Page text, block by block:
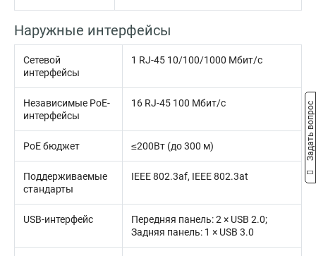
Наружные интерфейсы
Сетевой
интерфейсы
1 RJ-45 10/100/1000 Мбит/с
Независимые PoE-
интерфейсы
16 RJ-45 100 Мбит/с
PoE бюджет ≤200Вт (до 300 м)
Поддерживаемые
стандарты
IEEE 802.3af, IEEE 802.3at
USB-интерфейс
Передняя панель: 2 × USB 2.0;
Задняя панель: 1 × USB 3.0
Задать вопрос